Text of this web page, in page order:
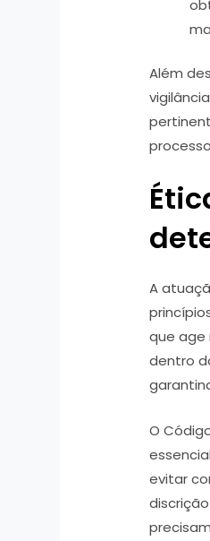
Além
A
que age
dentro
O
evitar